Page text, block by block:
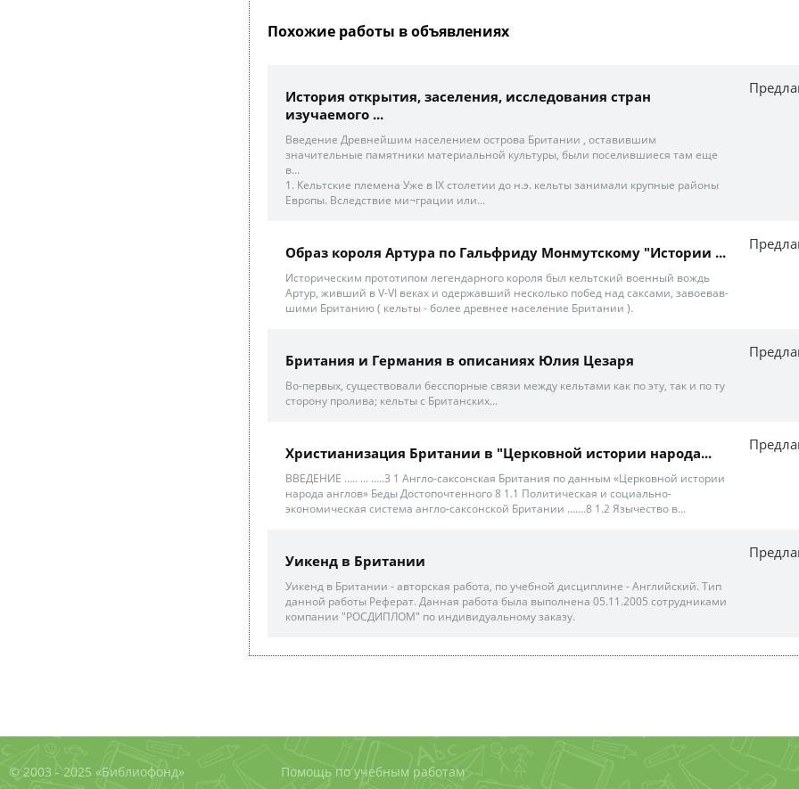
Похожие работы в объявлениях
История открытия, заселения, исследования стран
изучаемого ...
Введение Древнейшим населением острова Британии , оставившим
значительные памятники материальной культуры, были поселившиеся там еще
в...
1. Кельтские племена Уже в IX столетии до н.э. кельты занимали крупные районы
Европы. Вследствие ми¬грации или...
Образ короля Артура по Гальфриду Монмутскому "Истории ...
Историческим прототипом легендарного короля был кельтский военный вождь
Артур, живший в V-VI веках и одержавший несколько побед над саксами, завоевав-
шими Британию ( кельты - более древнее население Британии ).
Британия и Германия в описаниях Юлия Цезаря
Во-первых, существовали бесспорные связи между кельтами как по эту, так и по ту
сторону пролива; кельты с Британских...
Христианизация Британии в "Церковной истории народа...
ВВЕДЕНИЕ ….. ... …..3 1 Англо-саксонская Британия по данным «Церковной истории
народа англов» Беды Достопочтенного 8 1.1 Политическая и социально-
экономическая система англо-саксонской Британии …….8 1.2 Язычество в...
Уикенд в Британии
Уикенд в Британии - авторская работа, по учебной дисциплине - Английский. Тип
данной работы Реферат. Данная работа была выполнена 05.11.2005 сотрудниками
компании "РОСДИПЛОМ" по индивидуальному заказу.
© 2003 - 2025 «Библиофонд» Помощь по учебным работам